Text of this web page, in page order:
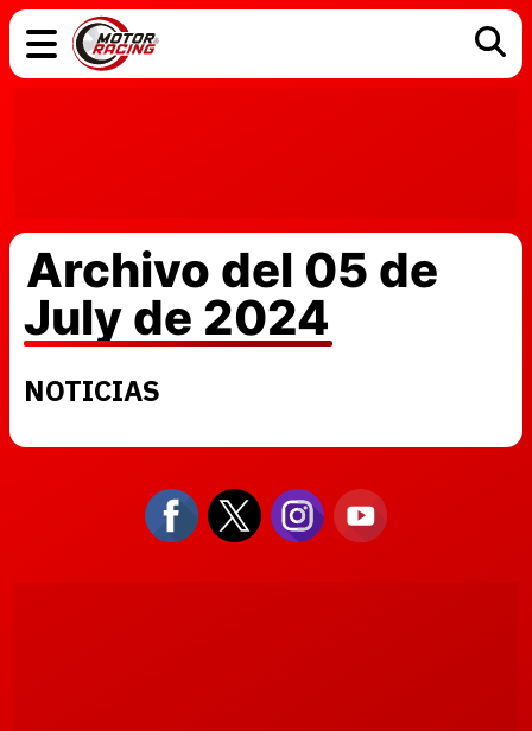
Archivo del 05 de
July de 2024
NOTICIAS